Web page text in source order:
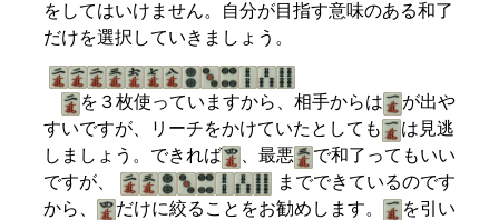
をしてはいけません。自分が目指す意味のある和了
だけを選択していきましょう。
を３枚使っていますから、相手からは
が出や
すいですが、リーチをかけていたとしても
は見逃
しましょう。できれば
、最悪
で和了ってもいい
ですが、
までできているのです
から、
だけに絞ることをお勧めします。
を引い